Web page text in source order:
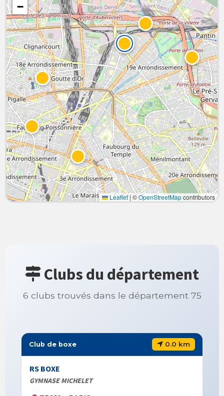
−
Leaflet |©OpenStreetMapcontributors
Clubs du département
6 clubs trouvés dans le département 75
Club de boxe 0.0 km
RS BOXE
GYMNASE MICHELET